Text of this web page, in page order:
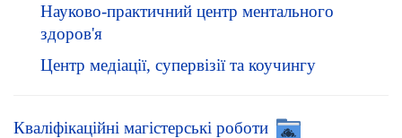
Науково-практичний центр ментального
здоров'я
Центр медіації, супервізії та коучингу
Кваліфікаційні магістерські роботи